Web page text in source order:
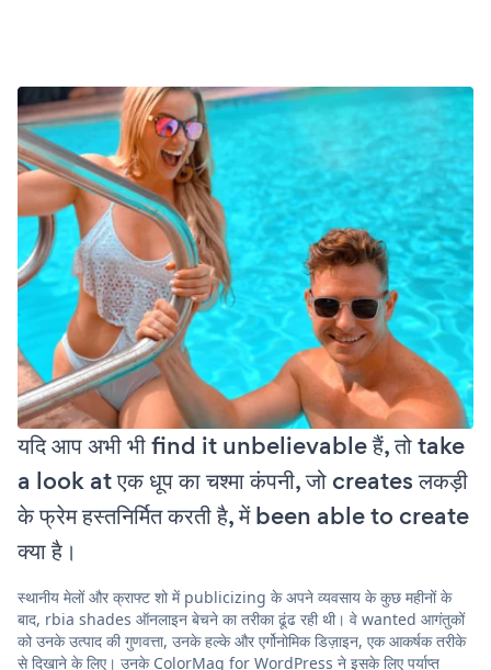
यदि आप अभी भी find it unbelievable हैं, तो take
a look at एक धूप का चश्मा कंपनी, जो creates लकड़ी
के फ्रेम हस्तनिर्मित करती है, में been able to create
क्या है।
स्थानीय मेलों और क्राफ्ट शो में publicizing के अपने व्यवसाय के कुछ महीनों के
बाद, rbia shades ऑनलाइन बेचने का तरीका ढूंढ रही थी। वे wanted आगंतुकों
को उनके उत्पाद की गुणवत्ता, उनके हल्के और एर्गोनोमिक डिज़ाइन, एक आकर्षक तरीके
से दिखाने के लिए। उनके ColorMag for WordPress ने इसके लिए पर्याप्त